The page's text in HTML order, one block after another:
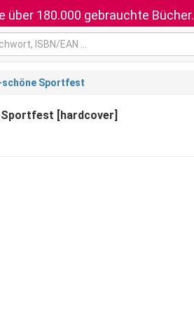
über 180.000 gebrauchte Bücher.
schöne Sportfest
[hardcover]